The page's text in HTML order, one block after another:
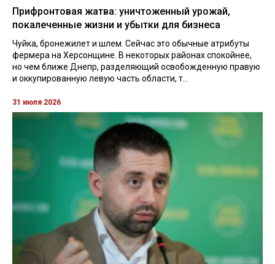
Прифронтовая жатва: уничтоженный урожай,
покалеченные жизни и убытки для бизнеса
Чуйка, бронежилет и шлем. Сейчас это обычные атрибуты
фермера на Херсонщине. В некоторых районах спокойнее,
но чем ближе Днепр, разделяющий освобожденную правую
и оккупированную левую часть области, т...
31 июля 2026